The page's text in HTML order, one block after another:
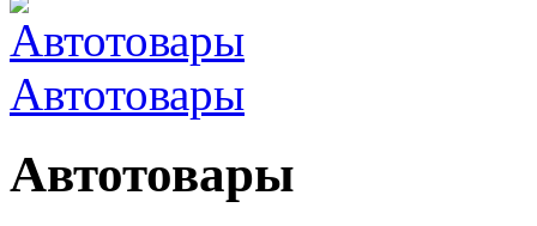
Автотовары
Автотовары